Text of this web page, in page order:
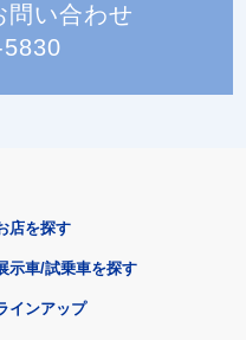
問い合わせ
店を探す
示車/試乗車を探す
インアップ